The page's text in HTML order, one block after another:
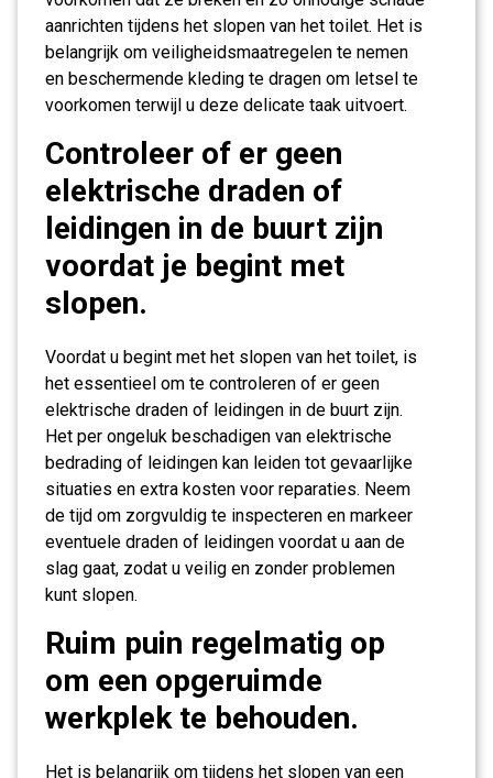
aanrichten tijdens het slopen van het toilet. Het is
belangrijk om veiligheidsmaatregelen te nemen
en beschermende kleding te dragen om letsel te
voorkomen terwijl u deze delicate taak uitvoert.
Controleer of er geen
elektrische draden of
leidingen in de buurt zijn
voordat je begint met
slopen.
Voordat u begint met het slopen van het toilet, is
het essentieel om te controleren of er geen
elektrische draden of leidingen in de buurt zijn.
Het per ongeluk beschadigen van elektrische
bedrading of leidingen kan leiden tot gevaarlijke
situaties en extra kosten voor reparaties. Neem
de tijd om zorgvuldig te inspecteren en markeer
eventuele draden of leidingen voordat u aan de
slag gaat, zodat u veilig en zonder problemen
kunt slopen.
Ruim puin regelmatig op
om een opgeruimde
werkplek te behouden.
Het is belangrijk om tijdens het slopen van een